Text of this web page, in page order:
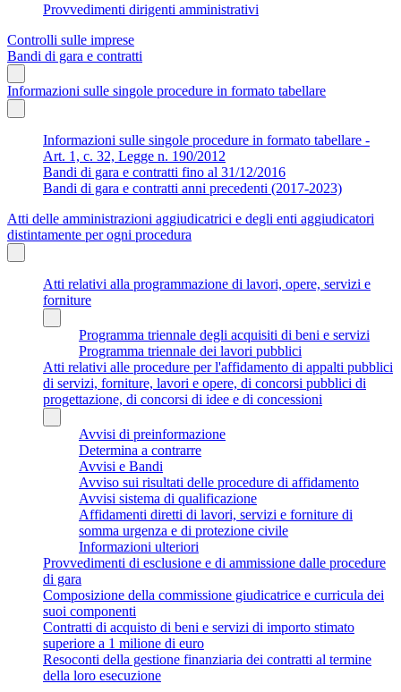
Provvedimenti dirigenti amministrativi
Controlli sulle imprese
Bandi di gara e contratti
Informazioni sulle singole procedure in formato tabellare
Informazioni sulle singole procedure in formato tabellare -
Art. 1, c. 32, Legge n. 190/2012
Bandi di gara e contratti fino al 31/12/2016
Bandi di gara e contratti anni precedenti (2017-2023)
Atti delle amministrazioni aggiudicatrici e degli enti aggiudicatori
distintamente per ogni procedura
Atti relativi alla programmazione di lavori, opere, servizi e
forniture
Programma triennale degli acquisiti di beni e servizi
Programma triennale dei lavori pubblici
Atti relativi alle procedure per l'affidamento di appalti pubblici
di servizi, forniture, lavori e opere, di concorsi pubblici di
progettazione, di concorsi di idee e di concessioni
Avvisi di preinformazione
Determina a contrarre
Avvisi e Bandi
Avviso sui risultati delle procedure di affidamento
Avvisi sistema di qualificazione
Affidamenti diretti di lavori, servizi e forniture di
somma urgenza e di protezione civile
Informazioni ulteriori
Provvedimenti di esclusione e di ammissione dalle procedure
di gara
Composizione della commissione giudicatrice e curricula dei
suoi componenti
Contratti di acquisto di beni e servizi di importo stimato
superiore a 1 milione di euro
Resoconti della gestione finanziaria dei contratti al termine
della loro esecuzione